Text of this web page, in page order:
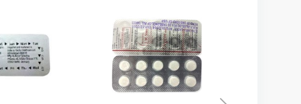
Galantamin